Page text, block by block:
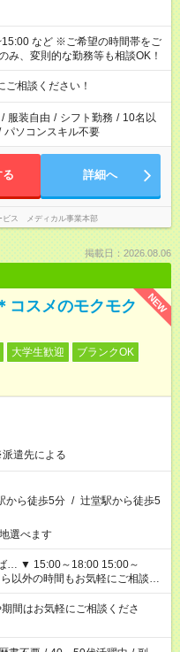
など ※ご希望の時間帯をご
、変則的な勤務等も相談OK！
相談ください！
/ 服装自由 / シフト勤務 / 10名以
パソコンスキル不要
る 詳細へ
ビス メディカル事業本部
掲載日：2026.08.06
NEW
コスメのモクモク
大学生歓迎
ブランクOK
遣先による
から徒歩5分 / 辻堂駅から徒歩5
選べます
間はお気軽にご相談くださ